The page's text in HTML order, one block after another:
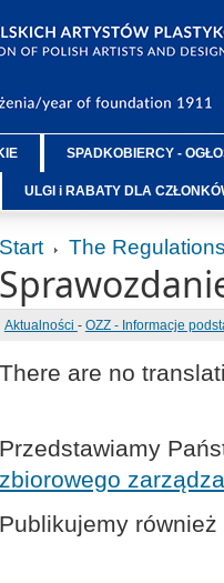
SPADKOBIERCY -
ULGI i RABATY DLA
Start The
Aktualności - OZZ - Informacje
There are no
Przedstawiamy
zbiorowego
Publikujemy